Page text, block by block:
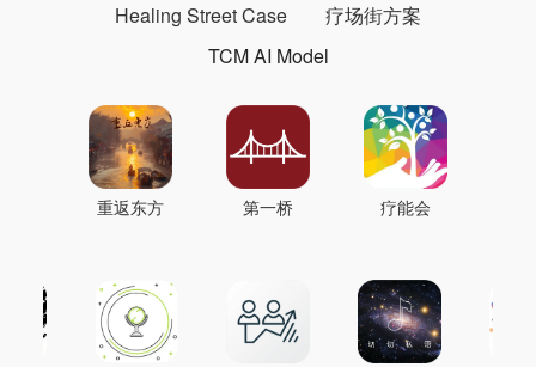
Healing Street Case
疗场街方案
TCM AI Model
重返东方 第一桥 疗能会